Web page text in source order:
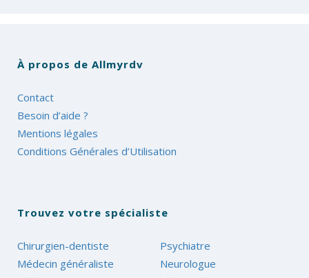
À propos de Allmyrdv
Contact
Besoin d’aide ?
Mentions légales
Conditions Générales d’Utilisation
Trouvez votre spécialiste
Chirurgien-dentiste
Médecin généraliste
Psychiatre
Neurologue